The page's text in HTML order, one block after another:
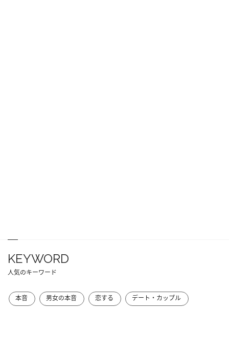
KEYWORD
人気のキーワード
本音 男女の本音 恋する デート・カップル